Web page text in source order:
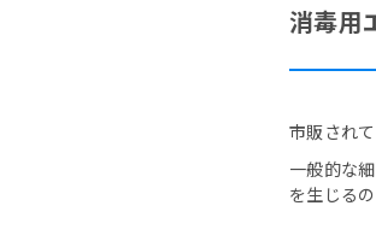
消毒用
市販され
一般的な
を生じる